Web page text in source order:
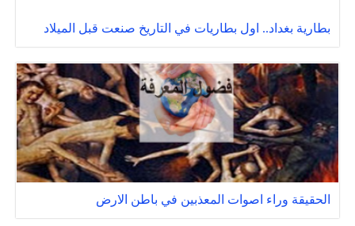
بطارية بغداد.. اول بطاريات في التاريخ صنعت قبل الميلاد
الحقيقة وراء اصوات المعذبين في باطن الارض